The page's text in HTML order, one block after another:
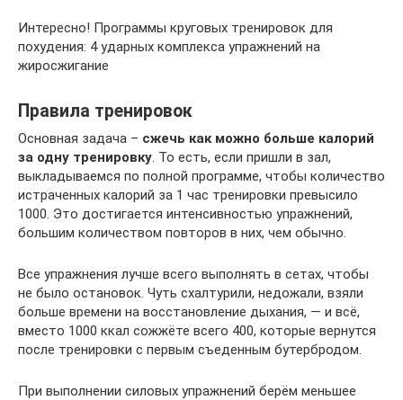
Интересно! Программы круговых тренировок для
похудения: 4 ударных комплекса упражнений на
жиросжигание
Правила тренировок
Основная задача – сжечь как можно больше калорий
за одну тренировку. То есть, если пришли в зал,
выкладываемся по полной программе, чтобы количество
истраченных калорий за 1 час тренировки превысило
1000. Это достигается интенсивностью упражнений,
большим количеством повторов в них, чем обычно.
Все упражнения лучше всего выполнять в сетах, чтобы
не было остановок. Чуть схалтурили, недожали, взяли
больше времени на восстановление дыхания, — и всё,
вместо 1000 ккал сожжёте всего 400, которые вернутся
после тренировки с первым съеденным бутербродом.
При выполнении силовых упражнений берём меньшее